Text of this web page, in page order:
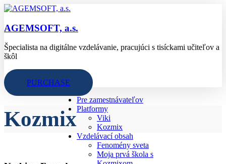
AGEMSOFT, a.s.
Špecialista na digitálne vzdelávanie, pracujúci s tisíckami učiteľov a
škôl
PURCHASE
Pre zamestnávateľov
Platformy
Viki
Kozmix
Vzdelávací obsah
Fenomény sveta
Moja prvá škola s
Kozmix